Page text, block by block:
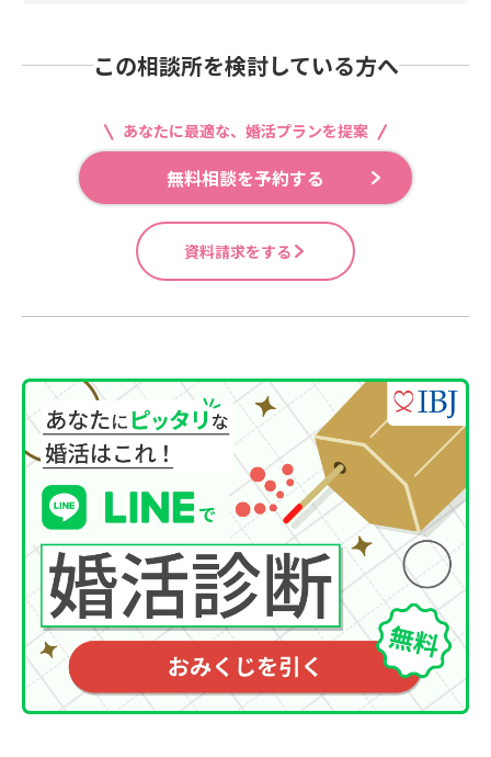
この相談所を検討している方へ
あなたに最適な、婚活プランを提案
無料相談を予約する
資料請求をする